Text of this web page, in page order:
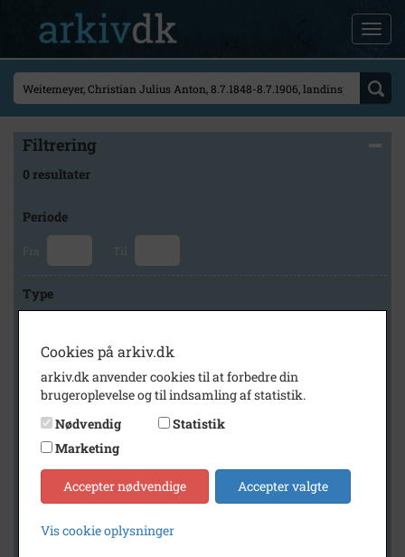
Filtrering
0 resultater
Periode
Fra Til
Type
Arkiv
Svinninge Lokalhistoriske Arkiv
Generelt
Cookies på arkiv.dk
arkiv.dk anvender cookies til at forbedre din
brugeroplevelse og til indsamling af statistik.
Nødvendig
Statistik
Marketing
Accepter nødvendige Accepter valgte
Vis cookie oplysninger